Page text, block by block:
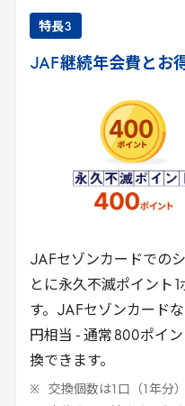
特長3
JAF継続年会費とお
JAFセゾンカードでの
とに永久不滅ポイント 1
す。 JAFセゾンカードな
円相当 - 通常800ポイン
換できます。
交換個数は 口（ 1年分